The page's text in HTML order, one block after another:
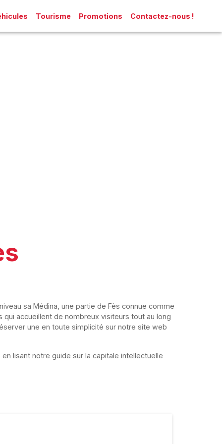
Tourisme Promotions Contactez-nous !
sa Médina, une partie de Fès connue comme
accueillent de nombreux visiteurs tout au long
une en toute simplicité sur notre site web
lisant notre guide sur la capitale intellectuelle